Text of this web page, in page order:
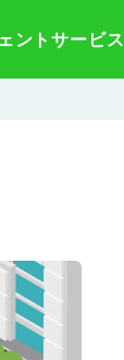
ントサービス